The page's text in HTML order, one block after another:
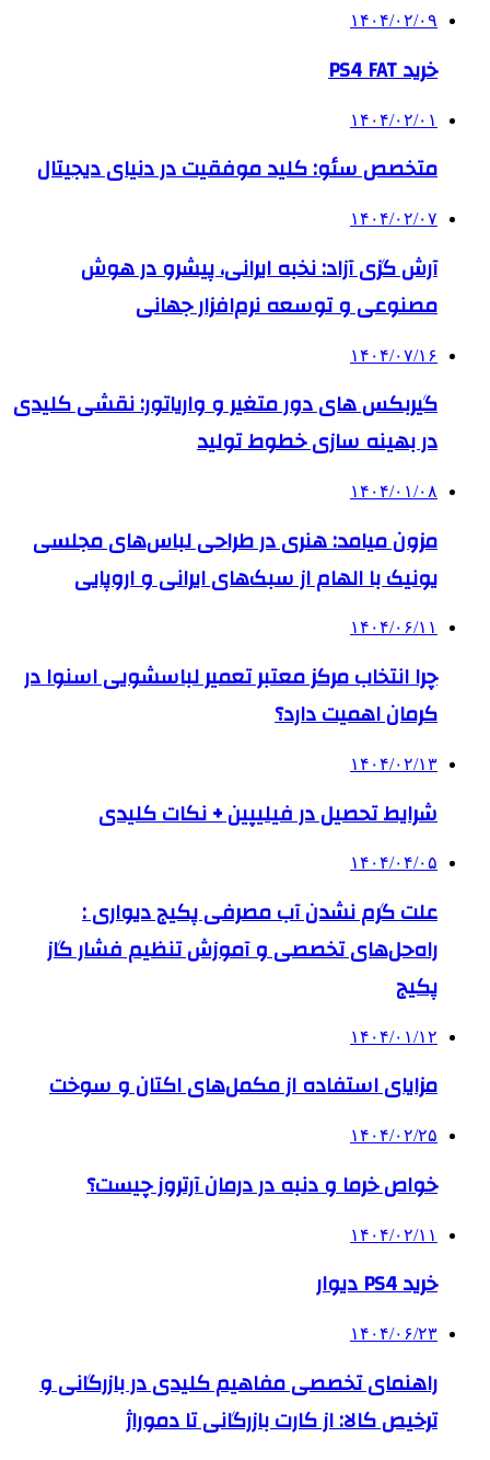
۱۴۰۴/۰۲/۰۹
خرید PS4 FAT
۱۴۰۴/۰۲/۰۱
متخصص سئو: کلید موفقیت در دنیای دیجیتال
۱۴۰۴/۰۲/۰۷
آرش گزی آزاد: نخبه ایرانی، پیشرو در هوش
مصنوعی و توسعه نرم‌افزار جهانی
۱۴۰۴/۰۷/۱۶
گیربکس های دور متغیر و واریاتور: نقشی کلیدی
در بهینه سازی خطوط تولید
۱۴۰۴/۰۱/۰۸
مزون میامد: هنری در طراحی لباس‌های مجلسی
یونیک با الهام از سبک‌های ایرانی و اروپایی
۱۴۰۴/۰۶/۱۱
چرا انتخاب مرکز معتبر تعمیر لباسشویی اسنوا در
کرمان اهمیت دارد؟
۱۴۰۴/۰۲/۱۳
شرایط تحصیل در فیلیپین + نکات کلیدی
۱۴۰۴/۰۴/۰۵
علت گرم نشدن آب مصرفی پکیج دیواری :
راه‌حل‌های تخصصی و آموزش تنظیم فشار گاز
پکیج
۱۴۰۴/۰۱/۱۲
مزایای استفاده از مکمل‌های اکتان و سوخت
۱۴۰۴/۰۲/۲۵
خواص خرما و دنبه در درمان آرتروز چیست؟
۱۴۰۴/۰۲/۱۱
خرید PS4 دیوار
۱۴۰۴/۰۶/۲۳
راهنمای تخصصی مفاهیم کلیدی در بازرگانی و
ترخیص کالا: از کارت بازرگانی تا دموراژ